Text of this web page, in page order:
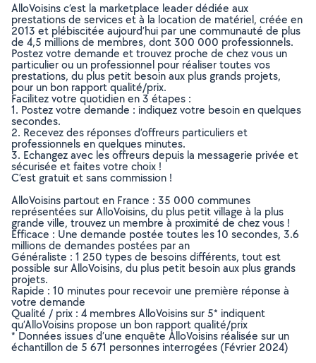
AlloVoisins c’est la marketplace leader dédiée aux
prestations de services et à la location de matériel, créée en
2013 et plébiscitée aujourd’hui par une communauté de plus
de 4,5 millions de membres, dont 300 000 professionnels.
Postez votre demande et trouvez proche de chez vous un
particulier ou un professionnel pour réaliser toutes vos
prestations, du plus petit besoin aux plus grands projets,
pour un bon rapport qualité/prix.
Facilitez votre quotidien en 3 étapes :
1. Postez votre demande : indiquez votre besoin en quelques
secondes.
2. Recevez des réponses d’offreurs particuliers et
professionnels en quelques minutes.
3. Echangez avec les offreurs depuis la messagerie privée et
sécurisée et faites votre choix !
C’est gratuit et sans commission !
AlloVoisins partout en France : 35 000 communes
représentées sur AlloVoisins, du plus petit village à la plus
grande ville, trouvez un membre à proximité de chez vous !
Efficace : Une demande postée toutes les 10 secondes, 3.6
millions de demandes postées par an
Généraliste : 1 250 types de besoins différents, tout est
possible sur AlloVoisins, du plus petit besoin aux plus grands
projets.
Rapide : 10 minutes pour recevoir une première réponse à
votre demande
Qualité / prix : 4 membres AlloVoisins sur 5* indiquent
qu’AlloVoisins propose un bon rapport qualité/prix
* Données issues d’une enquête AlloVoisins réalisée sur un
échantillon de 5 671 personnes interrogées (Février 2024)